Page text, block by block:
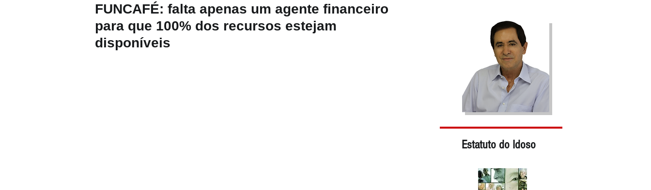
FUNCAFÉ: falta apenas um agente financeiro
para que 100% dos recursos estejam
disponíveis
Estatuto do Idoso